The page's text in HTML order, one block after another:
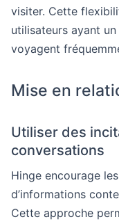
visiter. Cette
utilisateurs ayant
voyagent
Mise en
Utiliser des
conversations
Hinge encourage
d’informations
Cette approche